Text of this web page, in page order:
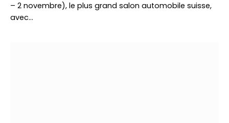
– 2 novembre), le plus grand salon automobile suisse,
avec…